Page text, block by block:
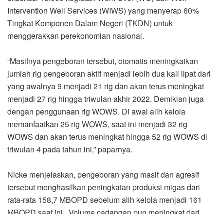
Intervention Well Services (WIWS) yang menyerap 60%
Tingkat Komponen Dalam Negeri (TKDN) untuk
menggerakkan perekonomian nasional.
“Masifnya pengeboran tersebut, otomatis meningkatkan
jumlah rig pengeboran aktif menjadi lebih dua kali lipat dari
yang awalnya 9 menjadi 21 rig dan akan terus meningkat
menjadi 27 rig hingga triwulan akhir 2022. Demikian juga
dengan penggunaan rig WOWS. Di awal alih kelola
memanfaatkan 25 rig WOWS, saat ini menjadi 32 rig
WOWS dan akan terus meningkat hingga 52 rig WOWS di
triwulan 4 pada tahun ini,” paparnya.
Nicke menjelaskan, pengeboran yang masif dan agresif
tersebut menghasilkan peningkatan produksi migas dari
rata-rata 158,7 MBOPD sebelum alih kelola menjadi 161